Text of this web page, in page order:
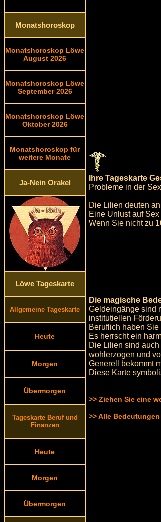
Monatshoroskop
Monatshoroskop Löwe
August 2026
Monatshoroskop Löwe
September 2026
Monatshoroskop Löwe
Oktober 2026
Monatshoroskop für
weitere Monate
Ja-Nein Orakel
Löwe Tageskarte
Allgemeine Tageskarte
Heute
Morgen
Übermorgen
Tageskarte Beruf und
Finanzen
Heute
Morgen
Übermorgen
Ihre Tageskarte
Probleme in der
Die Lilien deuten
Eine Unlust auf
Wenn Sie nicht zu
Die magische
Geldeingänge sind
institutiellen
Beruflich haben
Es herrscht ein
Die Lilien sind
wohlerzogen und
Generell bekommt
Diese Karte
>> Ziehen Sie eine
>> Alle